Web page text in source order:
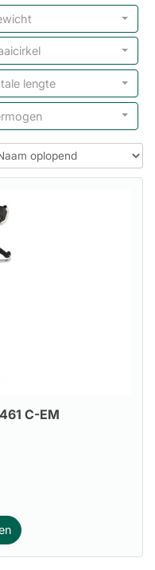
lengte
C-EM